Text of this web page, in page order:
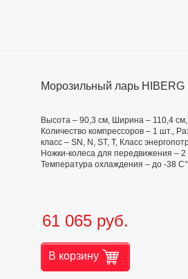
Морозильный ларь
Высота – 90,3 см, Ширина – 110,4
Количество компрессоров – 1 шт.,
класс – SN, N, ST, T, Класс
Ножки-колеса для передвижения –
Температура охлаждения – до -38 С°
61 065 руб.
В корзину